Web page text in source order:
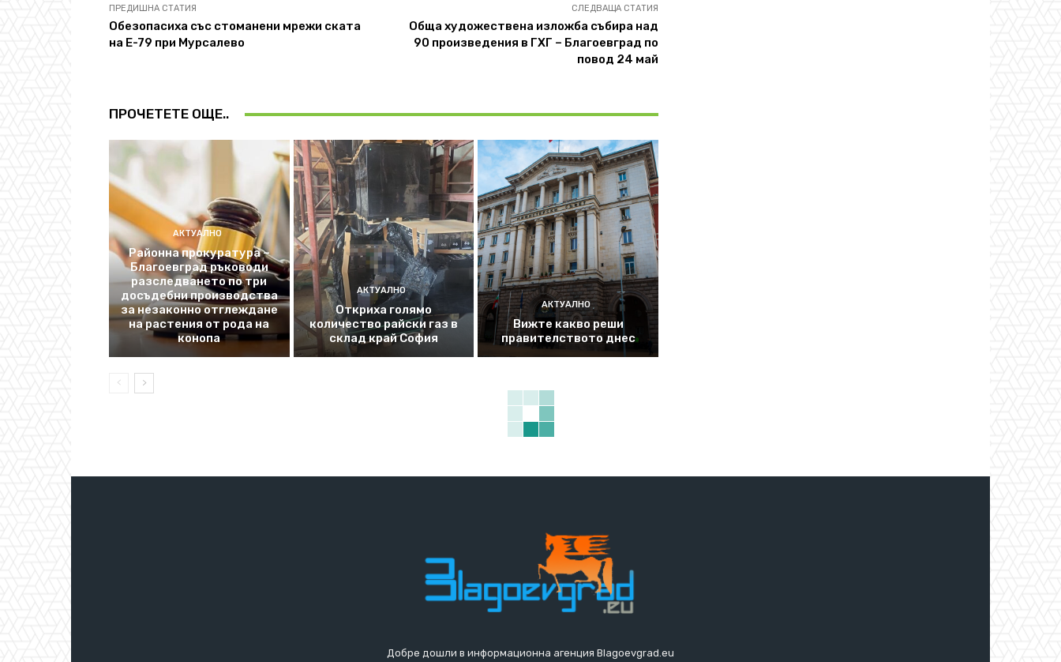
ПРЕДИШНА СТАТИЯ
Обезопасиха със стоманени мрежи ската
на Е-79 при Мурсалево
СЛЕДВАЩА СТАТИЯ
Обща художествена изложба събира над
90 произведения в ГХГ – Благоевград по
повод 24 май
ПРОЧЕТЕТЕ ОЩЕ..
АКТУАЛНО
Районна прокуратура –
Благоевград ръководи
разследването по три
досъдебни производства
за незаконно отглеждане
на растения от рода на
конопа
АКТУАЛНО
Откриха голямо
количество райски газ в
склад край София
АКТУАЛНО
Вижте какво реши
правителството днес
Добре дошли в информационна агенция Blagoevgrad.eu